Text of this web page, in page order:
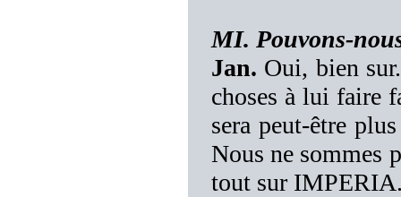
MI. Pouvons-
Jan. Oui, bien
choses à lui faire
sera peut-être
Nous ne sommes
tout sur